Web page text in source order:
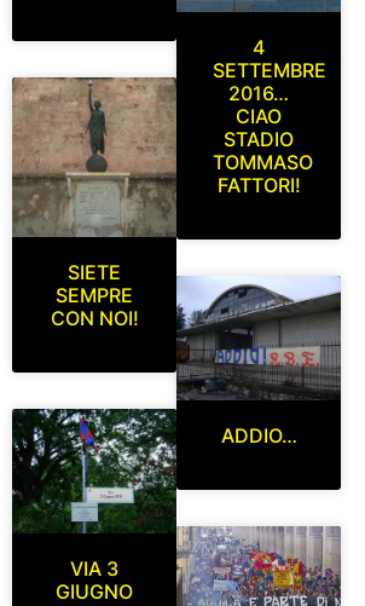
SIETE
SEMPRE
CON NOI!
VIA 3
GIUGNO
4
SETTEMBRE
2016…
CIAO
STADIO
TOMMASO
FATTORI!
ADDIO…